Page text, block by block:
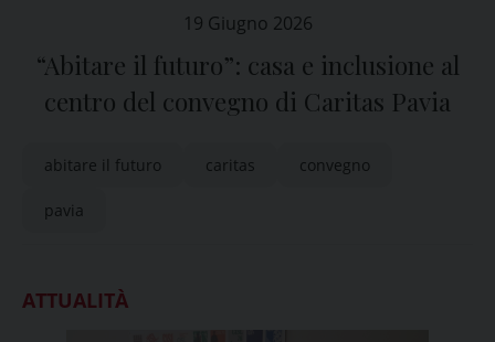
19 Giugno 2026
“Abitare il futuro”: casa e inclusione al
centro del convegno di Caritas Pavia
abitare il futuro caritas convegno
pavia
ATTUALITÀ